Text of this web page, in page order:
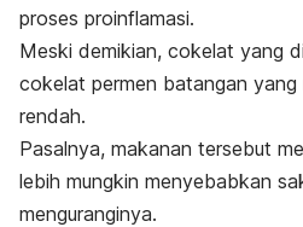
proses proinflamasi.
Meski demikian, cokelat yang
cokelat permen batangan
rendah.
Pasalnya, makanan tersebut
lebih mungkin menyebabkan
menguranginya.